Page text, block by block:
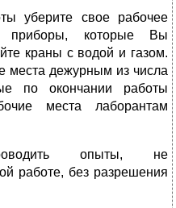
уберите свое рабочее
приборы, которые Вы
краны с водой и газом.
места дежурным из числа
по окончании работы
места лаборантам
опыты, не
работе, без разрешения